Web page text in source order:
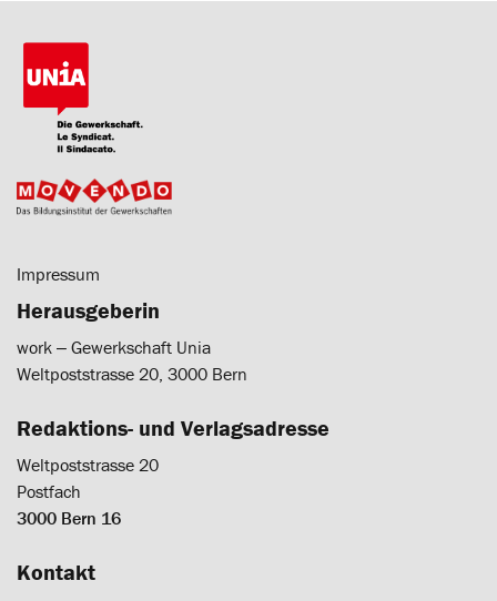
Impressum
Herausgeberin
work ‒ Gewerkschaft Unia
Weltpoststrasse 20, 3000 Bern
Redaktions- und Verlagsadresse
Weltpoststrasse 20
Postfach
3000 Bern 16
Kontakt